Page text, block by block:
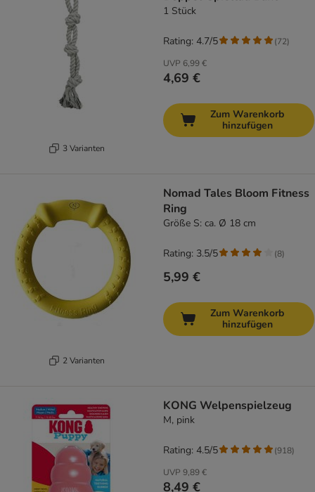
3 Varianten
1 Stück
UVP 6,99 €
4,69 €
Rating: 4.7/5 (72)
Zum Warenkorb
hinzufügen
2 Varianten
Nomad Tales Bloom Fitness
Ring
Größe S: ca. Ø 18 cm
5,99 €
Rating: 3.5/5 (8)
Zum Warenkorb
hinzufügen
KONG Welpenspielzeug
M, pink
UVP 9,89 €
8,49 €
Rating: 4.5/5 (918)